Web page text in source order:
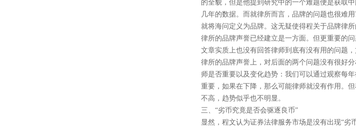
的全貌，但是他提到研究中的一个难题便是获取
几年的数据。而就律所而言，品牌的问题也很难用
就将海问定义为品牌。这无疑使得程关于品牌律所
律所的品牌声誉已经建立是一方面。但更重要的
文章实质上也没有回答律师到底有没有用的问题
律所的品牌声誉上，对后面的两个问题没有很好分
师是否重要以及变化趋势：我们可以通过观察每
重要，如果在下降，那么可能律师就没有作用。
不高，趋势似乎也不明显。
三、“劣币究竟是否会驱逐良币”
显然，程文认为证券法律服务市场是没有出现“劣